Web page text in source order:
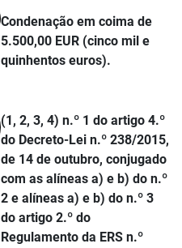
Condenação em coima de
5.500,00 EUR (cinco mil e
quinhentos euros).
(1, 2, 3, 4) n.º 1 do artigo 4.º
do Decreto-Lei n.º 238/2015,
de 14 de outubro, conjugado
com as alíneas a) e b) do n.º
2 e alíneas a) e b) do n.º 3
do artigo 2.º do
Regulamento da ERS n.º